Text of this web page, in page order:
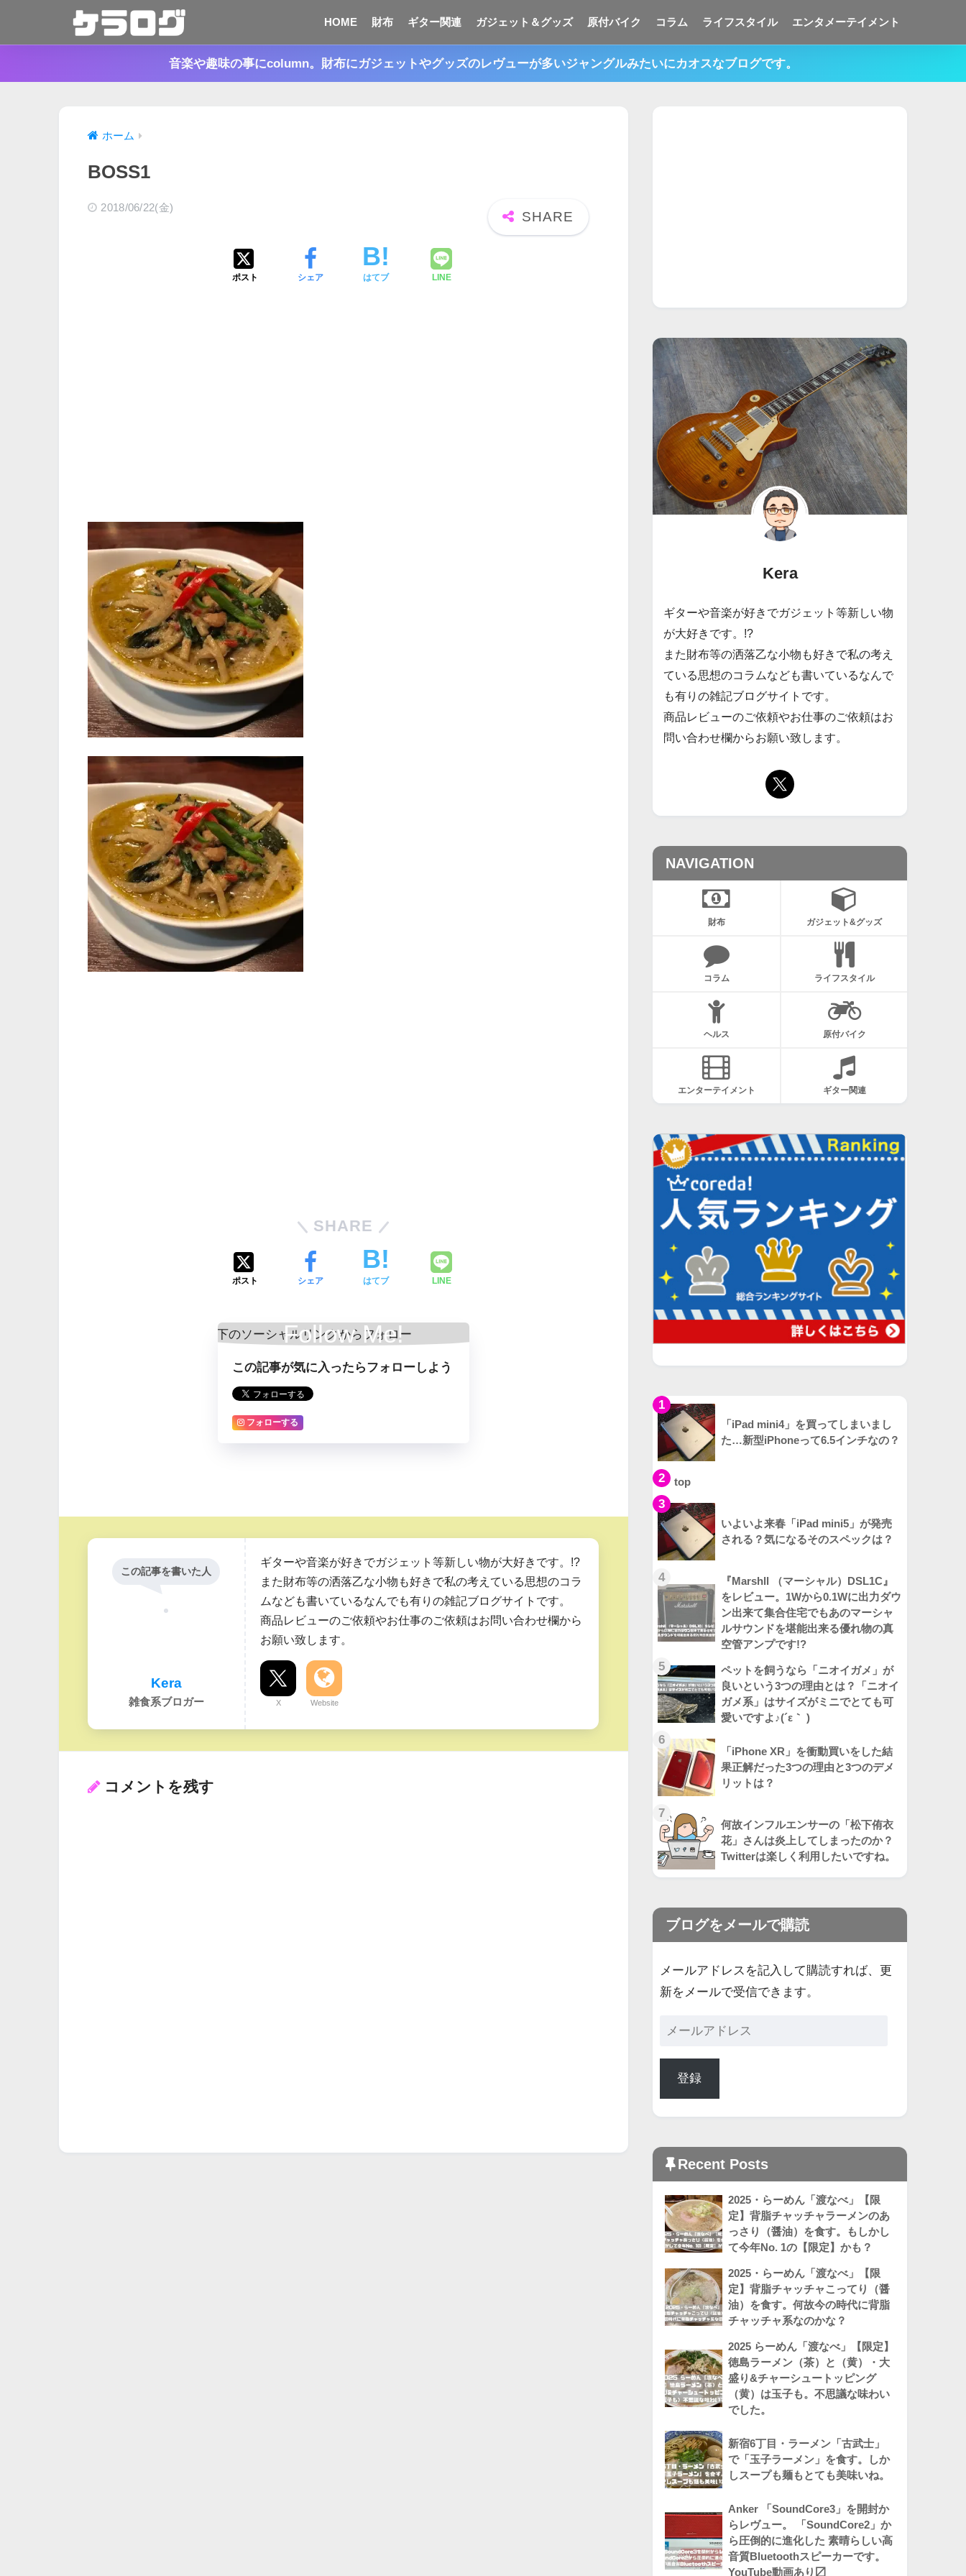
HOME 財布 ギター関連 ガジェット＆グッズ 原付バイク コラム ライフスタイル エンタメーテイメント
音楽や趣味の事にcolumn。財布にガジェットやグッズのレヴューが多いジャングルみたいにカオスなブログです。
ホーム
BOSS1
2018/06/22(金)
ポスト シェア はてブ LINE
SHARE
ポスト シェア はてブ LINE
Follow Me!
この記事が気に入ったらフォローしよう
フォローする
この記事を書いた人
Kera
雑食系ブロガー
ギターや音楽が好きでガジェット等新しい物が大好きです。!?
また財布等の洒落乙な小物も好きで私の考えている思想のコラ
ムなども書いているなんでも有りの雑記ブログサイトです。
商品レビューのご依頼やお仕事のご依頼はお問い合わせ欄から
お願い致します。
X Website
コメントを残す
Kera
ギターや音楽が好きでガジェット等新しい物
が大好きです。!?
また財布等の洒落乙な小物も好きで私の考え
ている思想のコラムなども書いているなんで
も有りの雑記ブログサイトです。
商品レビューのご依頼やお仕事のご依頼はお
問い合わせ欄からお願い致します。
NAVIGATION
財布 ガジェット&グッズ
コラム ライフスタイル
ヘルス 原付バイク
エンターテイメント ギター関連
1
「iPad mini4」を買ってしまいまし
た…新型iPhoneって6.5インチなの？
2 top
3
いよいよ来春「iPad mini5」が発売
される？気になるそのスペックは？
4
『Marshll （マーシャル）DSL1C』
をレビュー。1Wから0.1Wに出力ダウ
ン出来て集合住宅でもあのマーシャ
ルサウンドを堪能出来る優れ物の真
空管アンプです!?
5
ペットを飼うなら「ニオイガメ」が
良いという3つの理由とは？「ニオイ
ガメ系」はサイズがミニでとても可
愛いですよ♪(´ε｀ )
6
「iPhone XR」を衝動買いをした結
果正解だった3つの理由と3つのデメ
リットは？
7
何故インフルエンサーの「松下侑衣
花」さんは炎上してしまったのか？
Twitterは楽しく利用したいですね。
ブログをメールで購読
メールアドレスを記入して購読すれば、更
新をメールで受信できます。
登録
Recent Posts
2025・らーめん「渡なべ」【限
定】背脂チャッチャラーメンのあ
っさり（醤油）を食す。もしかし
て今年No. 1の【限定】かも？
2025・らーめん「渡なべ」【限
定】背脂チャッチャこってり（醤
油）を食す。何故今の時代に背脂
チャッチャ系なのかな？
2025 らーめん「渡なべ」【限定】
徳島ラーメン（茶）と（黄）・大
盛り&チャーシュートッピング
（黄）は玉子も。不思議な味わい
でした。
新宿6丁目・ラーメン「古武士」
で「玉子ラーメン」を食す。しか
しスープも麺もとても美味いね。
Anker 「SoundCore3」を開封か
らレヴュー。 「SoundCore2」か
ら圧倒的に進化した 素晴らしい高
音質Bluetoothスピーカーです。
YouTube動画あり〼